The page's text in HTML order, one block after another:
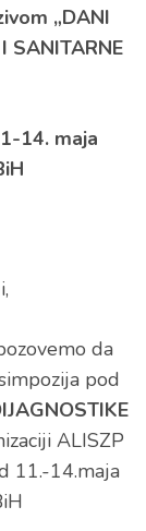
„DANI
SANITARNE
14. maja
da
pod
ALISZP
11.-14.maja